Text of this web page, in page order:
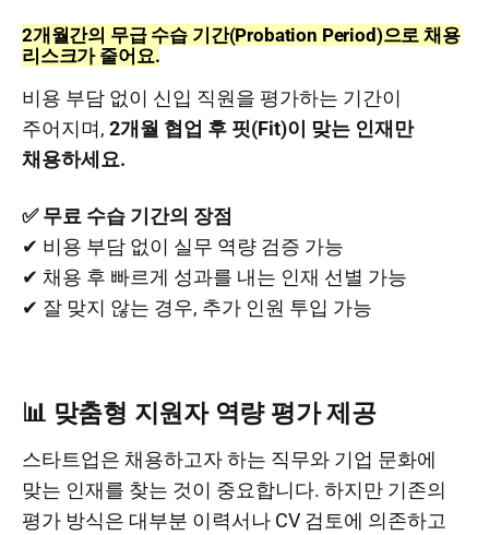
2개월간의 무급 수습 기간(Probation Period)으로 채용
리스크가 줄어요.
비용 부담 없이 신입 직원을 평가하는 기간이
주어지며, 2개월 협업 후 핏(Fit)이 맞는 인재만
채용하세요.
✅ 무료 수습 기간의 장점
✔ 비용 부담 없이 실무 역량 검증 가능
✔ 채용 후 빠르게 성과를 내는 인재 선별 가능
✔ 잘 맞지 않는 경우, 추가 인원 투입 가능
📊 맞춤형 지원자 역량 평가 제공
스타트업은 채용하고자 하는 직무와 기업 문화에
맞는 인재를 찾는 것이 중요합니다. 하지만 기존의
평가 방식은 대부분 이력서나 CV 검토에 의존하고